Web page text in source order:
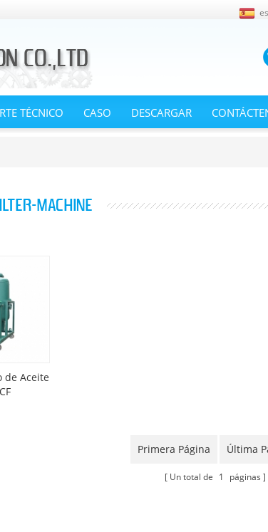
TÉCNICO CASO DESCARGAR
MACHINE
de Aceite
Primera Página Última
Un total de 1 páginas